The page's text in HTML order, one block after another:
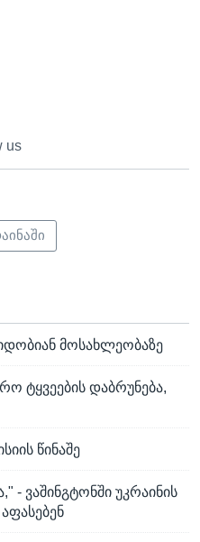
us
მოსახლეობაზე
ტყვეების დაბრუნება,
წინაშე
- ვაშინგტონში უკრაინის